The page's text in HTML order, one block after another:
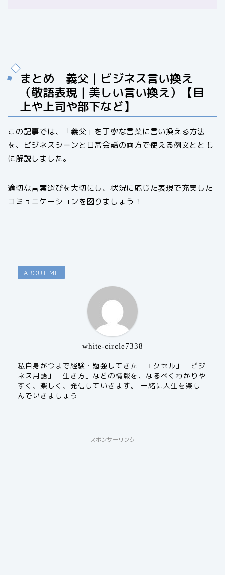
まとめ 義父｜ビジネス言い換え
（敬語表現｜美しい言い換え）【目
上や上司や部下など】
この記事では、「義父」を丁寧な言葉に言い換える方法
を、ビジネスシーンと日常会話の両方で使える例文ととも
に解説しました。
適切な言葉選びを大切にし、状況に応じた表現で充実した
コミュニケーションを図りましょう！
ABOUT ME
white-circle7338
私自身が今まで経験・勉強してきた「エクセル」「ビジ
ネス用語」「生き方」などの情報を、なるべくわかりや
すく、楽しく、発信していきます。 一緒に人生を楽し
んでいきましょう
スポンサーリンク